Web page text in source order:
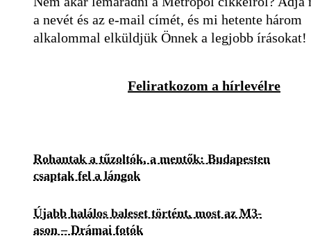
a nevét és az e-mail címét, és mi hetente három
alkalommal elküldjük Önnek a legjobb írásokat!
Feliratkozom a hírlevélre
Rohantak a tűzoltók, a mentők: Budapesten
csaptak fel a lángok
Újabb halálos baleset történt, most az M3-
ason – Drámai fotók